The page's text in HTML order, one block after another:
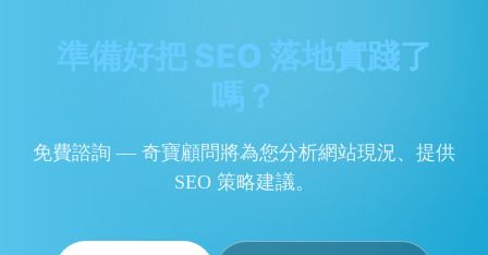
準備好把 SEO 落地實踐了
嗎？
免費諮詢 — 奇寶顧問將為您分析網站現況、提供
SEO 策略建議。